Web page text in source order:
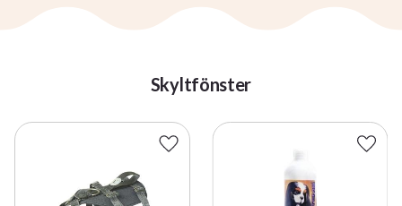
Skyltfönster
Lägg till i favoriter Lägg